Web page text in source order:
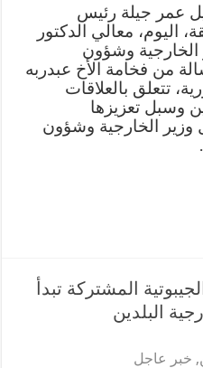
عمر جيلة رئيس
اليوم، معالي الدكتور
وشؤون
من فخامة الأخ عبدربه
تتعلق بالعلاقات
وسبل تعزيزها
وزير الخارجية وشؤون
المشتركة تبدأ
البلدين
, خبر عاجل